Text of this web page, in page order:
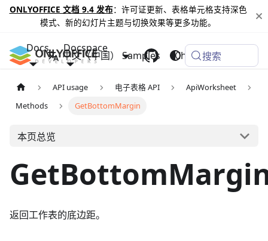
ONLYOFFICE 文档 9.4 发布：许可证更新、表格单元格支持深色
模式、新的幻灯片主题与切换效果等更多功能。
Docs Docspace
Samples Changelog
中文（中国） 搜索
API usage 电子表格 API
ApiWorksheet
Methods
GetBottomMargin
本页总览
返回工作表的底边距。